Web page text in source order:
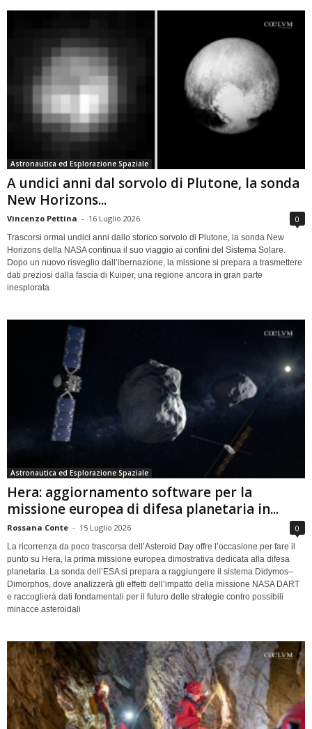
Astronautica ed Esplorazione Spaziale
A undici anni dal sorvolo di Plutone, la sonda
New Horizons...
Vincenzo Pettina - 16 Luglio 2026 0
Trascorsi ormai undici anni dallo storico sorvolo di Plutone, la sonda New
Horizons della NASA continua il suo viaggio ai confini del Sistema Solare.
Dopo un nuovo risveglio dall’ibernazione, la missione si prepara a trasmettere
dati preziosi dalla fascia di Kuiper, una regione ancora in gran parte
inesplorata
Astronautica ed Esplorazione Spaziale
Hera: aggiornamento software per la
missione europea di difesa planetaria in...
Rossana Conte - 15 Luglio 2026 0
La ricorrenza da poco trascorsa dell’Asteroid Day offre l’occasione per fare il
punto su Hera, la prima missione europea dimostrativa dedicata alla difesa
planetaria. La sonda dell’ESA si prepara a raggiungere il sistema Didymos–
Dimorphos, dove analizzerà gli effetti dell’impatto della missione NASA DART
e raccoglierà dati fondamentali per il futuro delle strategie contro possibili
minacce asteroidali